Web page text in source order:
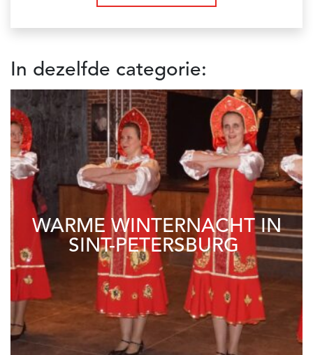
In dezelfde categorie:
WARME WINTERNACHT IN
SINT-PETERSBURG